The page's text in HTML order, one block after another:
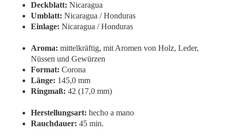
Deckblatt: Nicaragua
Umblatt: Nicaragua / Honduras
Einlage: Nicaragua / Honduras
Aroma: mittelkräftig, mit Aromen von Holz, Leder,
Nüssen und Gewürzen
Format: Corona
Länge: 145,0 mm
Ringmaß: 42 (17,0 mm)
Herstellungsart: hecho a mano
Rauchdauer: 45 min.